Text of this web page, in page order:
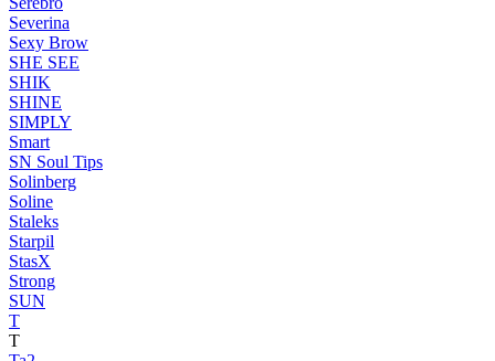
Severina
Sexy Brow
SHE SEE
SHIK
SHINE
SIMPLY
Smart
SN Soul Tips
Solinberg
Soline
Staleks
Starpil
StasX
Strong
SUN
T
T